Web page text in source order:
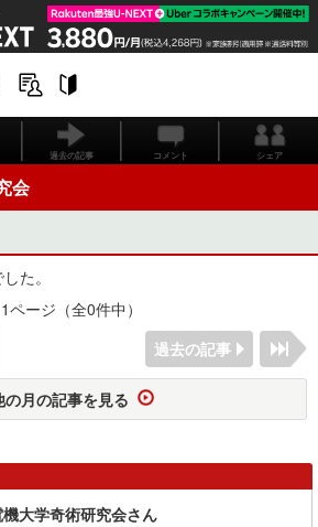
過去の記事 コメント シェア
会
た。
1ページ（全0件中）
過去の記事
の月の記事を見る
大学奇術研究会さん